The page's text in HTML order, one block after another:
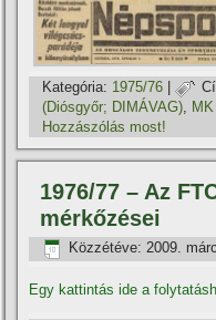
Kategória: 1975/76 |
(Diósgyőr; DIMÁVAG),
Hozzászólás most!
1976/77 – Az
mérkőzései
Közzétéve: 2009.
Egy kattintás ide a